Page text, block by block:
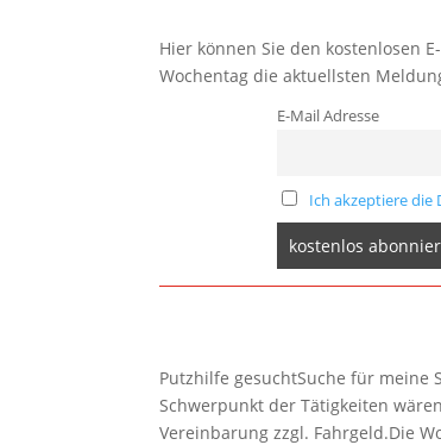
Hier können Sie den kostenlosen
Wochentag die aktuellsten
E-Mail Adresse
Ich akzeptiere die
Putzhilfe gesuchtSuche für meine
Schwerpunkt der Tätigkeiten
Vereinbarung zzgl. Fahrgeld.Die